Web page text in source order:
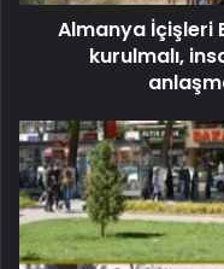
Almanya İçişleri
kurulmalı,